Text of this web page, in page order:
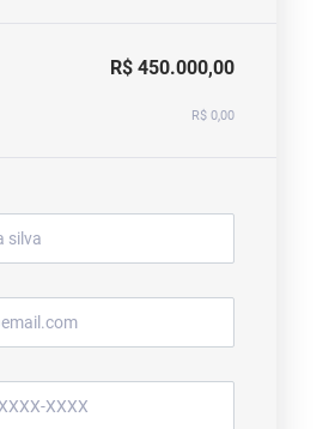
R$ 450.000,00
R$ 0,00